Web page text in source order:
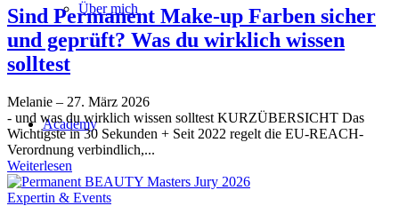
Über mich
Academy
Sind Permanent Make-up Farben sicher
und geprüft? Was du wirklich wissen
solltest
Melanie – 27. März 2026
- und was du wirklich wissen solltest KURZÜBERSICHT Das
Wichtigste in 30 Sekunden + Seit 2022 regelt die EU-REACH-
Verordnung verbindlich,...
Weiterlesen
Expertin & Events